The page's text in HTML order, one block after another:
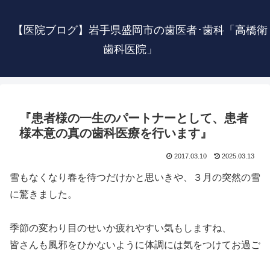
【医院ブログ】岩手県盛岡市の歯医者･歯科「高橋衛
歯科医院」
『患者様の一生のパートナーとして、患者
様本意の真の歯科医療を行います』
2017.03.10 2025.03.13
雪もなくなり春を待つだけかと思いきや、３月の突然の雪
に驚きました。
季節の変わり目のせいか疲れやすい気もしますね、
皆さんも風邪をひかないように体調には気をつけてお過ご